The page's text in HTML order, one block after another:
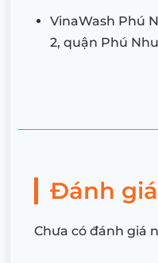
VinaWash Phú
2, quận Phú
Đánh giá
Chưa có đánh giá